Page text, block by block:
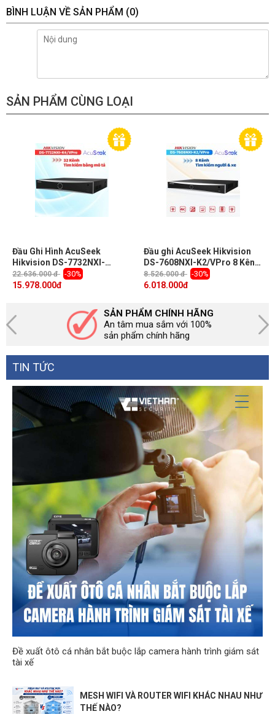
BÌNH LUẬN VỀ SẢN PHẨM (0)
SẢN PHẨM CÙNG LOẠI
Đầu Ghi Hình AcuSeek
Hikvision DS-7732NXI-
K4/VPro 32 Kênh, Tìm kiếm
AI nhanh chóng, Nhận diện &
HDD, Băng Thông 256Mbps.
22.636.000 đ -30%
15.978.000đ
Đầu ghi AcuSeek Hikvision
DS-7608NXI-K2/VPro 8 Kênh,
Tìm kiếm thông minh người,
xe cộ bằng mô tả, 2 Sata HDD
8.526.000 đ -30%
6.018.000đ
SẢN PHẨM CHÍNH HÃNG
An tâm mua sắm với 100%
sản phẩm chính hãng
TIN TỨC
Đề xuất ôtô cá nhân bắt buộc lắp camera hành trình giám sát
tài xế
MESH WIFI VÀ ROUTER WIFI KHÁC NHAU NHƯ
THẾ NÀO?